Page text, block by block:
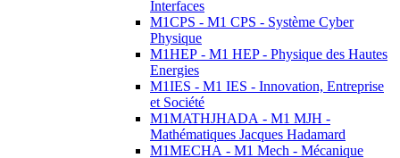
Interfaces
M1CPS - M1 CPS - Système Cyber
Physique
M1HEP - M1 HEP - Physique des Hautes
Energies
M1IES - M1 IES - Innovation, Entreprise
et Société
M1MATHJHADA - M1 MJH -
Mathématiques Jacques Hadamard
M1MECHA - M1 Mech - Mécanique